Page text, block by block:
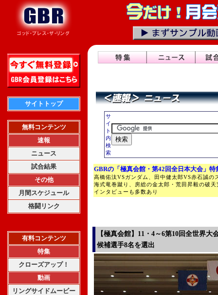
サイトトップ
無料コンテンツ
速報
ニュース
試合結果
その他
月間スケジュール
格闘リンク
有料コンテンツ
特集
クローズアップ！
動画
リングサイドムービー
サ
イ
ト
内
検
索
GBRの「極真会館・第42回全日本大会」特
高橋佑汰VSガンダム、田中健太郎VS赤石誠の
海式竜巻蹴り、房総の金太郎・荒田昇毅の破
インタビューも多数あり
【極真会館】11・4～6第10回全世界
候補選手8名を選出